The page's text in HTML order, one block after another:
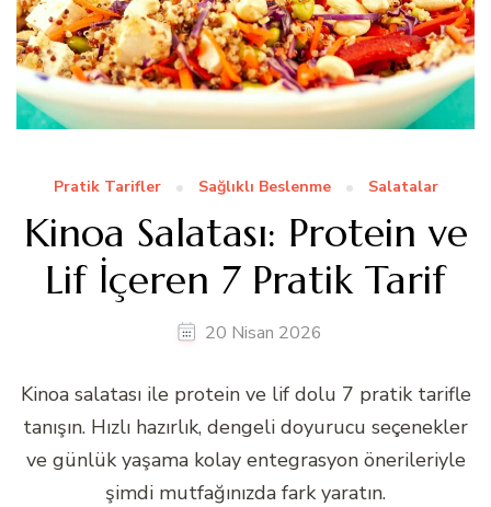
Pratik Tarifler Sağlıklı Beslenme Salatalar
Kinoa Salatası: Protein ve
Lif İçeren 7 Pratik Tarif
20 Nisan 2026
Kinoa salatası ile protein ve lif dolu 7 pratik tarifle
tanışın. Hızlı hazırlık, dengeli doyurucu seçenekler
ve günlük yaşama kolay entegrasyon önerileriyle
şimdi mutfağınızda fark yaratın.